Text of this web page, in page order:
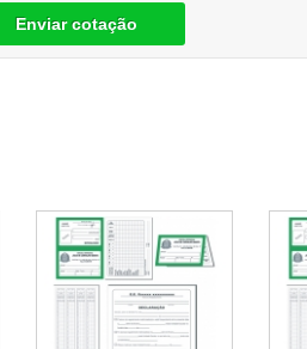
Enviar cotação